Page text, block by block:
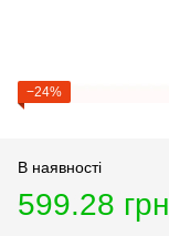
−24%
В наявності
599.28 грн